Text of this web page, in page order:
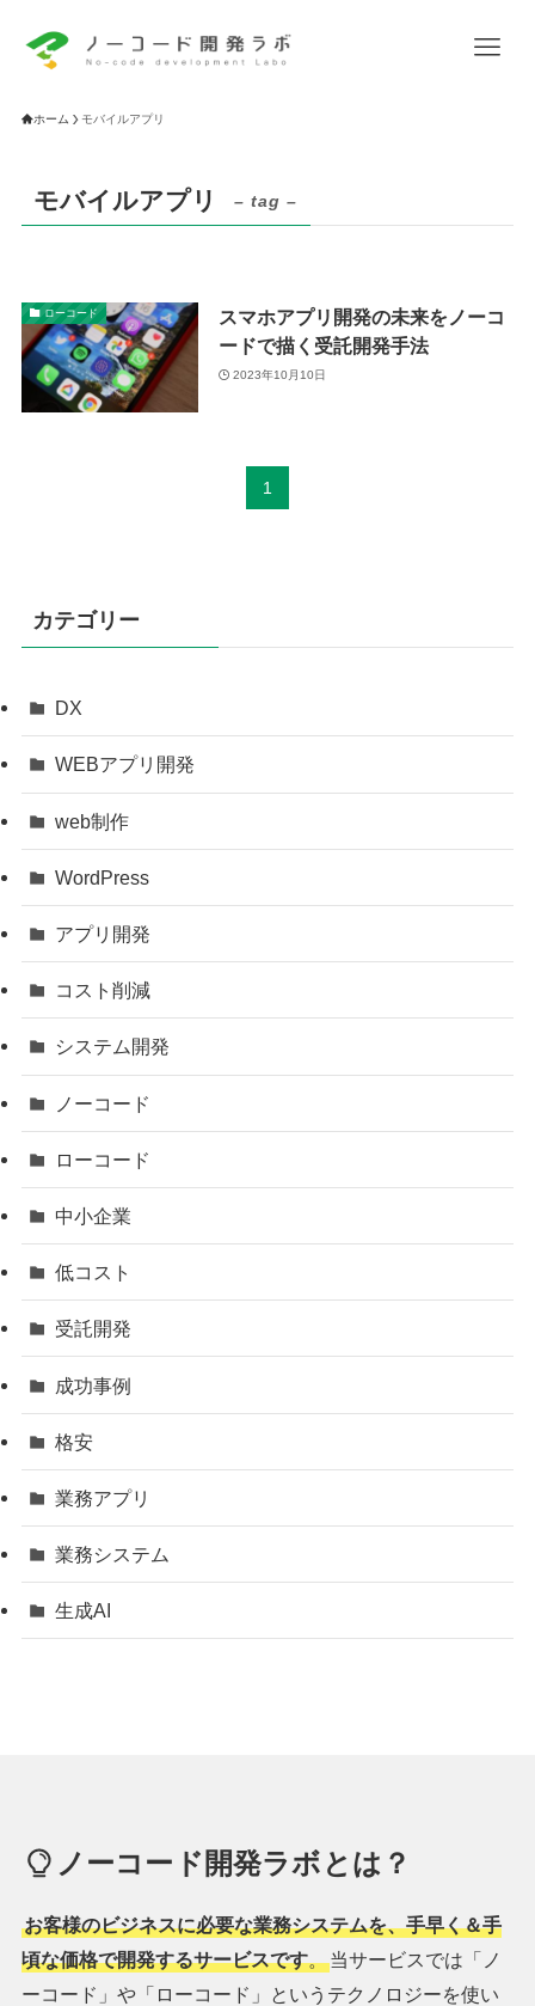
ホーム モバイルアプリ
モバイルアプリ – tag –
ローコード
スマホアプリ開発の未来をノーコ
ードで描く受託開発手法
2023年10月10日
1
カテゴリー
DX
WEBアプリ開発
web制作
WordPress
アプリ開発
コスト削減
システム開発
ノーコード
ローコード
中小企業
低コスト
受託開発
成功事例
格安
業務アプリ
業務システム
生成AI
ノーコード開発ラボとは？
お客様のビジネスに必要な業務システムを、手早く＆手
頃な価格で開発するサービスです。当サービスでは「ノ
ーコード」や「ローコード」というテクノロジーを使い